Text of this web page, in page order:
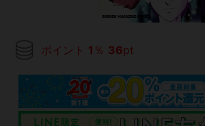
ポイント 1 ％ 36pt